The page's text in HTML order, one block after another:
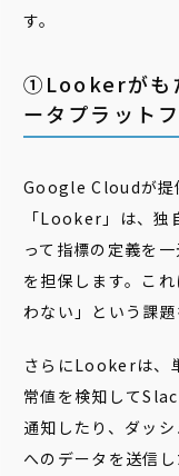
す。
➀Lookerがも
ータプラット
Google Cloudが提
「Looker」は、独
って指標の定義を
を担保します。こ
わない」という課題
さらにLookerは、
常値を検知して
通知したり、ダッ
へのデータを送信